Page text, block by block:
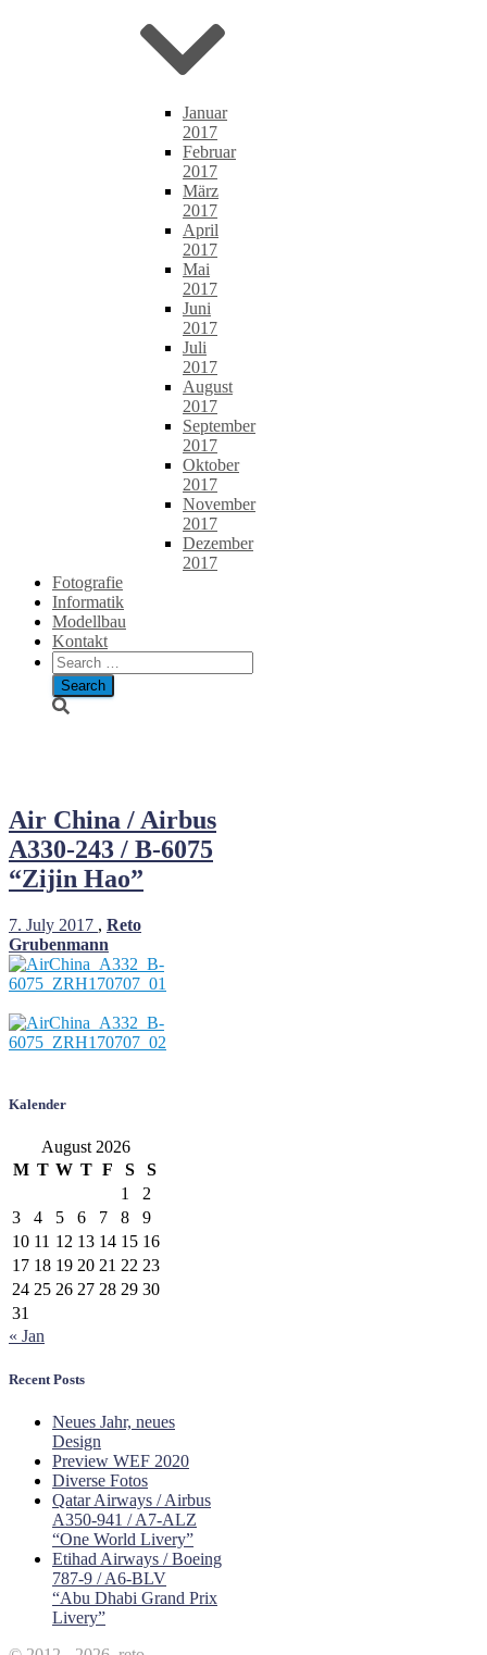
Januar
2017
Februar
2017
März
2017
April
2017
Mai
2017
Juni
2017
Juli
2017
August
2017
September
2017
Oktober
2017
November
2017
Dezember
2017
Fotografie
Informatik
Modellbau
Kontakt
Search
for:
Air China / Airbus
A330-243 / B-6075
“Zijin Hao”
7. July 2017 , Reto
Grubenmann
Kalender
August 2026
M T W T F S
S
1
2
3
4 5 6 7 8
9
10 11 12 13 14 15 16
17 18 19 20 21 22 23
24 25 26 27 28 29 30
31
« Jan
Recent Posts
Neues Jahr, neues
Design
Preview WEF 2020
Diverse Fotos
Qatar Airways / Airbus
A350-941 / A7-ALZ
“One World Livery”
Etihad Airways / Boeing
787-9 / A6-BLV
“Abu Dhabi Grand Prix
Livery”